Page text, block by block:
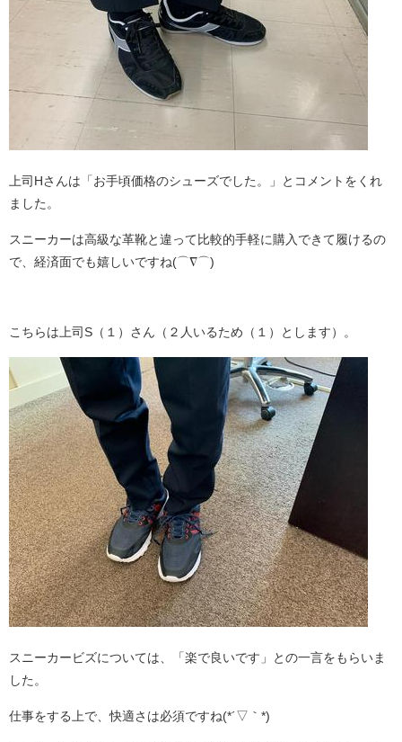
上司Hさんは「お手頃価格のシューズでした。」とコメントをくれ
ました。
スニーカーは高級な革靴と違って比較的手軽に購入できて履けるの
で、経済面でも嬉しいですね(⌒∇⌒)
こちらは上司S（１）さん（２人いるため（１）とします）。
スニーカービズについては、「楽で良いです」との一言をもらいま
した。
仕事をする上で、快適さは必須ですね(*´▽｀*)